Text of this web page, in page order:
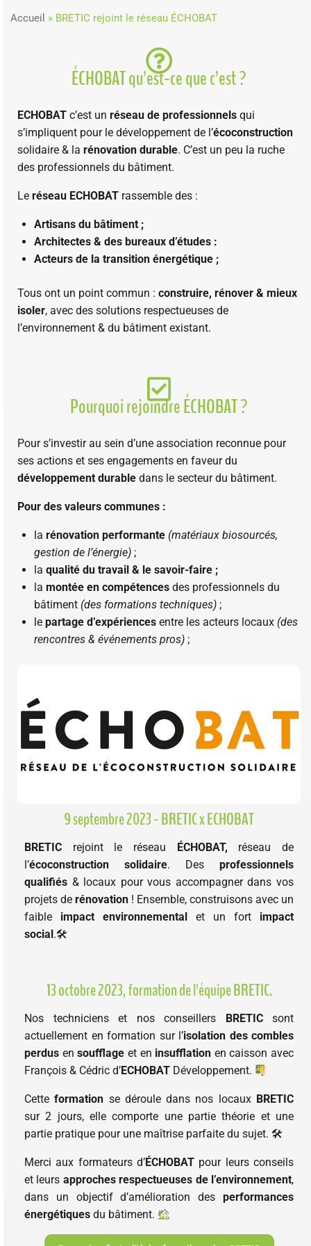
Accueil » BRETIC rejoint le réseau ÉCHOBAT
ÉCHOBAT qu’est-ce que c’est ?
ECHOBAT c’est un réseau de professionnels qui
s’impliquent pour le développement de l’écoconstruction
solidaire & la rénovation durable. C’est un peu la ruche
des professionnels du bâtiment.
Le réseau ECHOBAT rassemble des :
Artisans du bâtiment ;
Architectes & des bureaux d’études :
Acteurs de la transition énergétique ;
Tous ont un point commun : construire, rénover & mieux
isoler, avec des solutions respectueuses de
l’environnement & du bâtiment existant.
Pourquoi rejoindre ÉCHOBAT ?
Pour s’investir au sein d’une association reconnue pour
ses actions et ses engagements en faveur du
développement durable dans le secteur du bâtiment.
Pour des valeurs communes :
la rénovation performante (matériaux biosourcés,
gestion de l’énergie) ;
la qualité du travail & le savoir-faire ;
la montée en compétences des professionnels du
bâtiment (des formations techniques) ;
le partage d’expériences entre les acteurs locaux (des
rencontres & événements pros) ;
9 septembre 2023 - BRETIC x ECHOBAT
BRETIC rejoint le réseau ÉCHOBAT, réseau de
l’écoconstruction solidaire. Des professionnels
qualifiés & locaux pour vous accompagner dans vos
projets de rénovation ! Ensemble, construisons avec un
faible impact environnemental et un fort impact
social.🛠
13 octobre 2023, formation de l'équipe BRETIC.
Nos techniciens et nos conseillers BRETICsont
actuellement en formation sur l’isolation des combles
perdus ensoufflage et en insufflation en caisson avec
François & Cédric d’ECHOBAT Développement.
Cetteformation se déroule dans nos locaux BRETIC
sur 2 jours, elle comporte une partie théorie et une
partie pratique pour une maîtrise parfaite du sujet. 🛠
Merci aux formateurs d’ÉCHOBAT pour leurs conseils
et leurs approches respectueuses de l’environnement,
dans un objectif d’amélioration des performances
énergétiques du bâtiment.